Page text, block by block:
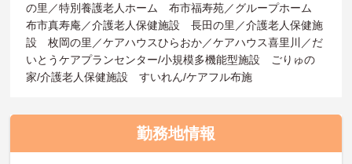
の里／特別養護老人ホーム 布市福寿苑／グループホーム
布市真寿庵／介護老人保健施設 長田の里／介護老人保健施
設 枚岡の里／ケアハウスひらおか／ケアハウス喜里川／だ
いとうケアプランセンター/小規模多機能型施設 ごりゅの
家/介護老人保健施設 すいれん/ケアフル布施
勤務地情報